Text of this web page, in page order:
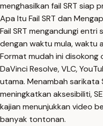
menghasilkan fail SRT siap
Apa Itu Fail SRT dan
Fail SRT mengandungi
dengan waktu mula, waktu
Format mudah ini disokong
DaVinci Resolve, VLC,
utama. Menambah sarikata
meningkatkan aksesibiliti,
kajian menunjukkan video
banyak tontonan.